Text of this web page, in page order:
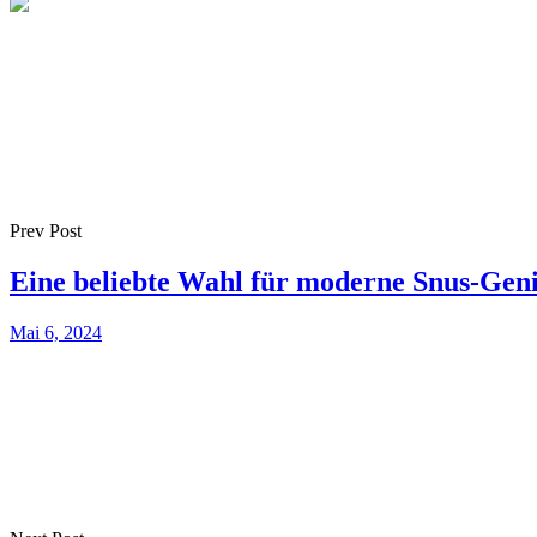
Prev Post
Eine beliebte Wahl für moderne Snus-
Mai 6, 2024